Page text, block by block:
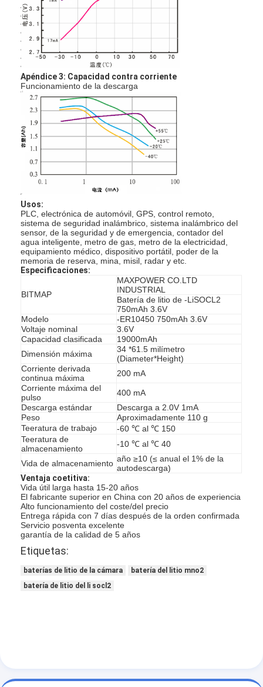
Viaje de la fábrica
Control de calidad
Éntrenos en contacto con
Noticias
Chatea Ahora
batería del litio lifepo4
baterías recargables de la ión de litio
De polímero de litio
baterías de almacenamiento de energía
Baterías recargables de NiMH
baterías recargables NiCd
LCD cargador de batería
paquetes de baterías de NiMH
Los paquetes de baterías de NiCd
paquetes de batería de ion de litio
batería recargable linterna
batería del alumbrado de seguridad
Batería de Li Mno2
Batería de Li Socl2
Batería de litio primaria
batería de coche híbrido
Apéndice 3: Capacidad contra corriente
Funcionamiento de la descarga
Usos:
PLC, electrónica de automóvil, GPS, control remoto,
sistema de seguridad inalámbrico, sistema inalámbrico del
sensor, de la seguridad y de emergencia, contador del
agua inteligente, metro de gas, metro de la electricidad,
equipamiento médico, dispositivo portátil, poder de la
memoria de reserva, mina, misil, radar y etc.
Especificaciones:
BITMAP
MAXPOWER CO.LTD
INDUSTRIAL
Batería de litio de -LiSOCL2
750mAh 3.6V
Modelo
-ER10450 750mAh 3.6V
Voltaje nominal
3.6V
Capacidad clasificada
19000mAh
Dimensión máxima
34 *61.5 milímetro
(Diameter*Height)
Corriente derivada
continua máxima
200 mA
Corriente máxima del
pulso
400 mA
Descarga estándar
Descarga a 2.0V 1mA
Peso
Aproximadamente 110 g
Teeratura de trabajo
-60 ℃ al ℃ 150
Teeratura de
almacenamiento
-10 ℃ al ℃ 40
Vida de almacenamiento año ≥10 (≤ anual el 1% de la
autodescarga)
Ventaja coetitiva:
Vida útil larga hasta 15-20 años
El fabricante superior en China con 20 años de experiencia
Alto funcionamiento del coste/del precio
Entrega rápida con 7 días después de la orden confirmada
Servicio posventa excelente
garantía de la calidad de 5 años
Etiquetas:
baterías de litio de la cámara
batería del litio mno2
batería de litio del li socl2